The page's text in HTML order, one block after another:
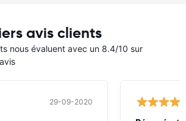
avis clients
nous évaluent avec un 8.4/10 sur
29-09-2020